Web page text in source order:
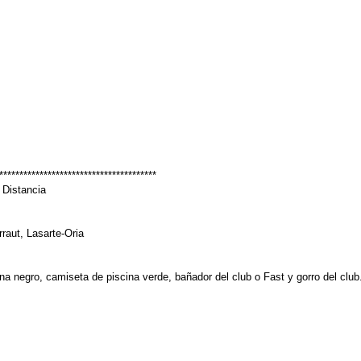
Distancia
Lasarte-Oria
negro, camiseta de piscina verde, bañador del club o Fast y gorro del club.